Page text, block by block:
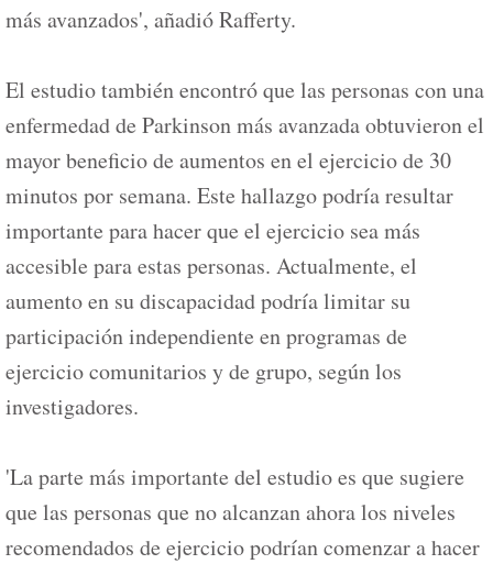
más avanzados', añadió Rafferty.
El estudio también encontró que las personas con una
enfermedad de Parkinson más avanzada obtuvieron el
mayor beneficio de aumentos en el ejercicio de 30
minutos por semana. Este hallazgo podría resultar
importante para hacer que el ejercicio sea más
accesible para estas personas. Actualmente, el
aumento en su discapacidad podría limitar su
participación independiente en programas de
ejercicio comunitarios y de grupo, según los
investigadores.
'La parte más importante del estudio es que sugiere
que las personas que no alcanzan ahora los niveles
recomendados de ejercicio podrían comenzar a hacer